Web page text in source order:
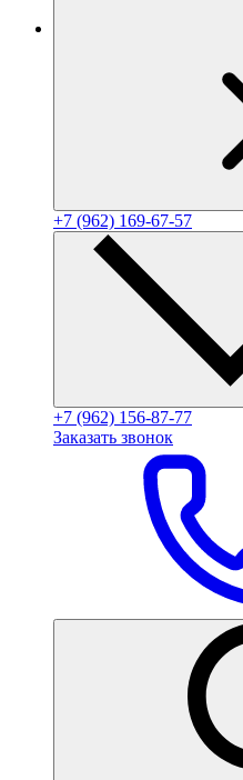
+7 (962) 169-67-57
+7 (962) 156-87-77
Заказать звонок